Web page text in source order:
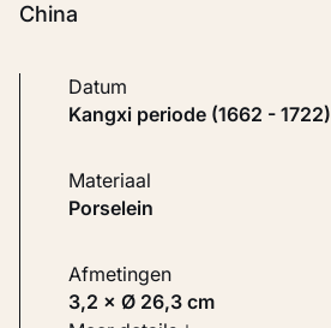
China
Datum
Kangxi periode (1662 - 1722)
Materiaal
Porselein
Afmetingen
3,2 × Ø 26,3 cm